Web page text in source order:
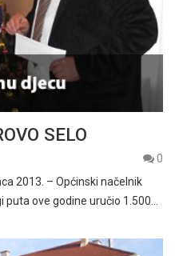
SELO
0
2013. – Općinski načelnik
ove godine uručio 1.500…